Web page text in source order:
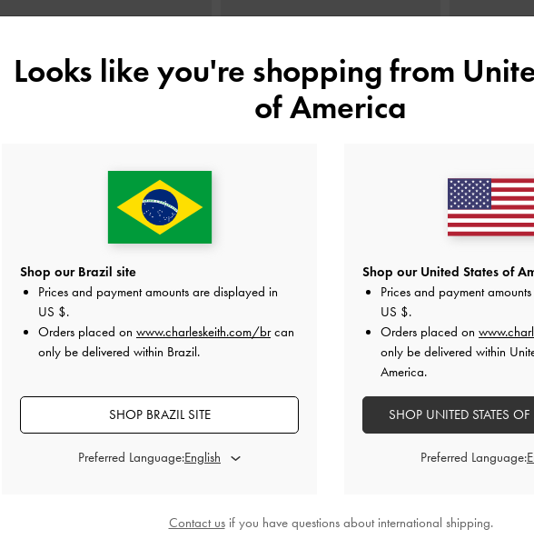
Sapatilha Slingback Imani de Poá-Dark
US$56.00
Scarpins
Looks like you're shopping from
of America
Shop our Brazil site
Prices and payment amounts are displayed in
US $.
Orders placed on www.charleskeith.com/brcan
only be delivered within Brazil.
SHOP BRAZIL SITE
Preferred Language:
Shop our United States of
Prices and payment
US $.
Orders placed on
only be delivered within
America.
SHOP UNITED STATES
Preferred Language:
Contact usif you have questions about international shipping.